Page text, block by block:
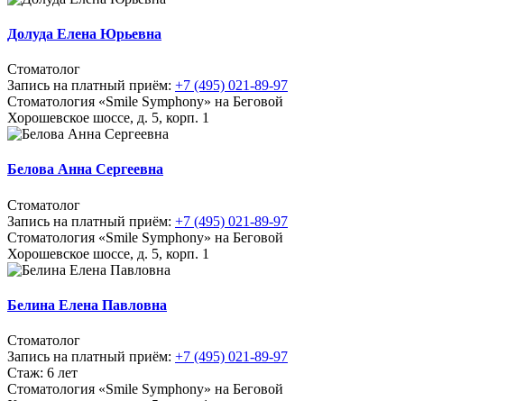
Долуда Елена Юрьевна
Стоматолог
Запись на платный приём: +7 (495) 021-89-97
Стоматология «Smile Symphony» на Беговой
Хорошевское шоссе, д. 5, корп. 1
Белова Анна Сергеевна
Стоматолог
Запись на платный приём: +7 (495) 021-89-97
Стоматология «Smile Symphony» на Беговой
Хорошевское шоссе, д. 5, корп. 1
Белина Елена Павловна
Стоматолог
Запись на платный приём: +7 (495) 021-89-97
Стаж: 6 лет
Стоматология «Smile Symphony» на Беговой